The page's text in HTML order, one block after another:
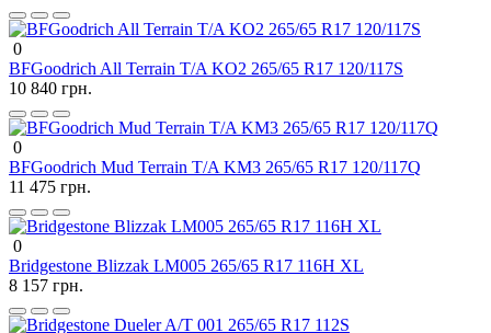
0
BFGoodrich All Terrain T/A KO2 265/65 R17 120/117S
10 840 грн.
0
BFGoodrich Mud Terrain T/A KM3 265/65 R17 120/117Q
11 475 грн.
0
Bridgestone Blizzak LM005 265/65 R17 116H XL
8 157 грн.